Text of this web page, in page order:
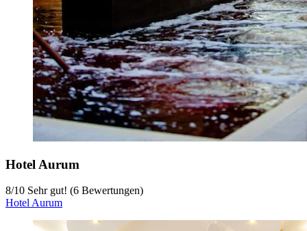
Hotel Aurum
8/10 Sehr gut! (6 Bewertungen)
Hotel Aurum